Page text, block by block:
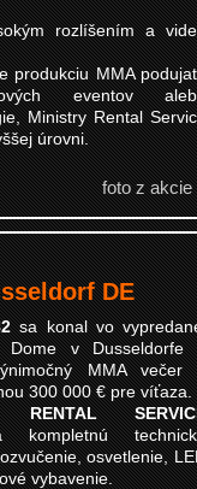
rozlíšením a
produkciu MMA
eventov
Ministry Rental
úrovni.
foto z akcie
DE
sa konal vo
Dome v Dusseldorfe
MMA večer
300 000 € pre víťaza.
RENTAL
kompletnú
osvetlenie,
vybavenie.